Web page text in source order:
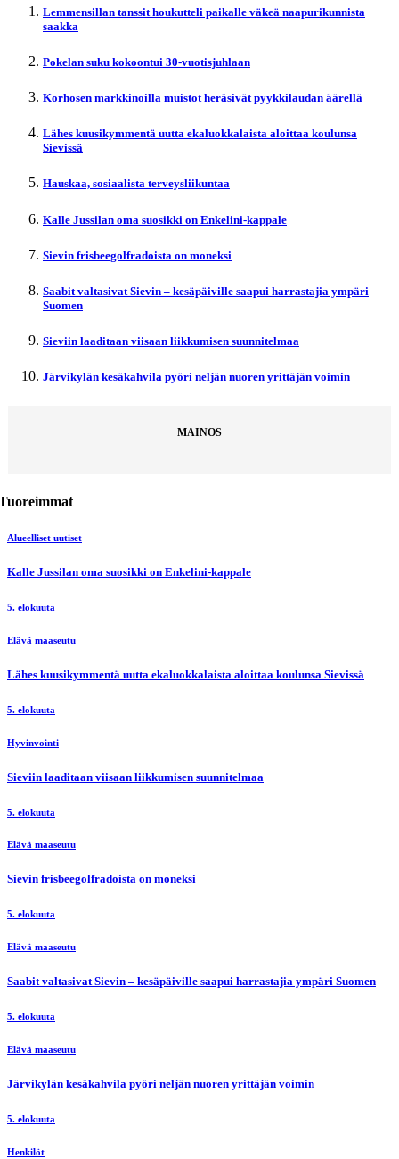
Lemmensillan tanssit houkutteli paikalle väkeä naapurikunnista
saakka
Pokelan suku kokoontui 30-vuotisjuhlaan
Korhosen markkinoilla muistot heräsivät pyykkilaudan äärellä
Lähes kuusikymmentä uutta ekaluokkalaista aloittaa koulunsa
Sievissä
Hauskaa, sosiaalista terveysliikuntaa
Kalle Jussilan oma suosikki on Enkelini-kappale
Sievin frisbeegolfradoista on moneksi
Saabit valtasivat Sievin – kesäpäiville saapui harrastajia ympäri
Suomen
Sieviin laaditaan viisaan liikkumisen suunnitelmaa
Järvikylän kesäkahvila pyöri neljän nuoren yrittäjän voimin
MAINOS
Alueelliset uutiset
Kalle Jussilan oma suosikki on Enkelini-kappale
5. elokuuta
Elävä maaseutu
Lähes kuusikymmentä uutta ekaluokkalaista aloittaa koulunsa Sievissä
5. elokuuta
Hyvinvointi
Sieviin laaditaan viisaan liikkumisen suunnitelmaa
5. elokuuta
Elävä maaseutu
Sievin frisbeegolfradoista on moneksi
5. elokuuta
Elävä maaseutu
Saabit valtasivat Sievin – kesäpäiville saapui harrastajia ympäri Suomen
5. elokuuta
Elävä maaseutu
Järvikylän kesäkahvila pyöri neljän nuoren yrittäjän voimin
5. elokuuta
Henkilöt